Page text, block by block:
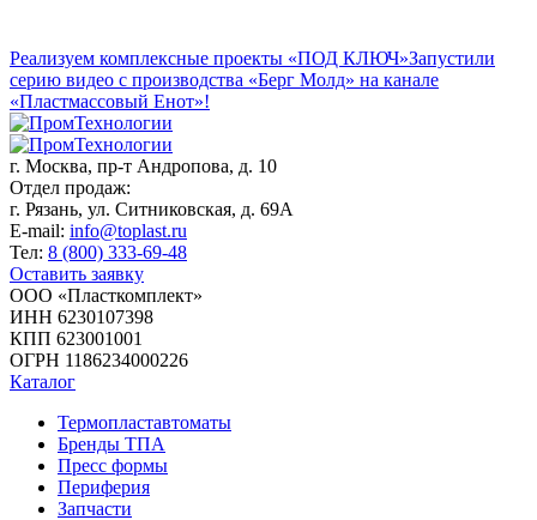
Реализуем комплексные проекты «ПОД КЛЮЧ»Запустили
серию видео с производства «Берг Молд» на канале
«Пластмассовый Енот»!
г. Москва, пр-т Андропова, д. 10
Отдел продаж:
г. Рязань, ул. Ситниковская, д. 69А
E-mail: info@toplast.ru
Тел: 8 (800) 333-69-48
Оставить заявку
ООО «Пласткомплект»
ИНН 6230107398
КПП 623001001
ОГРН 1186234000226
Каталог
Термопластавтоматы
Бренды ТПА
Пресс формы
Периферия
Запчасти